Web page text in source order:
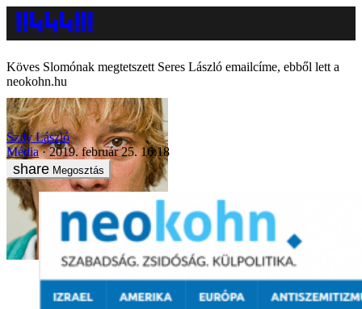
Köves Slomónak megtetszett Seres László emailcíme, ebből lett a
neokohn.hu
Szily László
Média
2019. február 25. 16:18
Megosztás